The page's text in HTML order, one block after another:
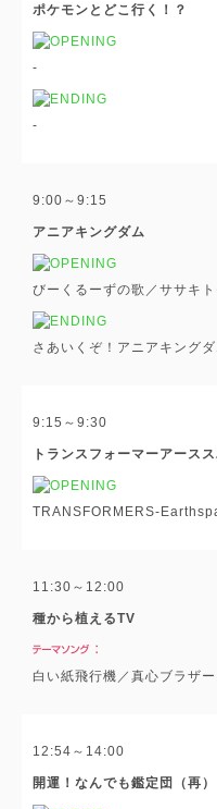
ポケモンとどこ行く！？
-
-
9:00～9:15
アニアキングダム
びーくるーずの歌／ササキト
さあいくぞ！アニアキング
9:15～9:30
トランスフォーマーアース
TRANSFORMERS-
11:30～12:00
種から植えるTV
白い紙飛行機／真心ブラザ
12:54～14:00
開運！なんでも鑑定団（再）